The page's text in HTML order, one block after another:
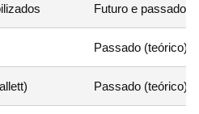
Futuro e passado
Passado (teórico)
Passado (teórico)